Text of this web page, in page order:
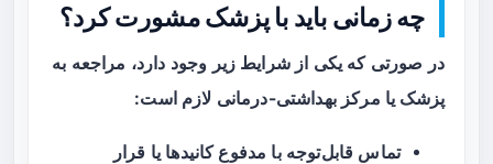
چه زمانی باید با پزشک مشورت کرد؟
در صورتی که یکی از شرایط زیر وجود دارد، مراجعه به
پزشک یا مرکز بهداشتی-درمانی لازم است:
تماس قابل‌توجه با مدفوع کانیدها یا قرار